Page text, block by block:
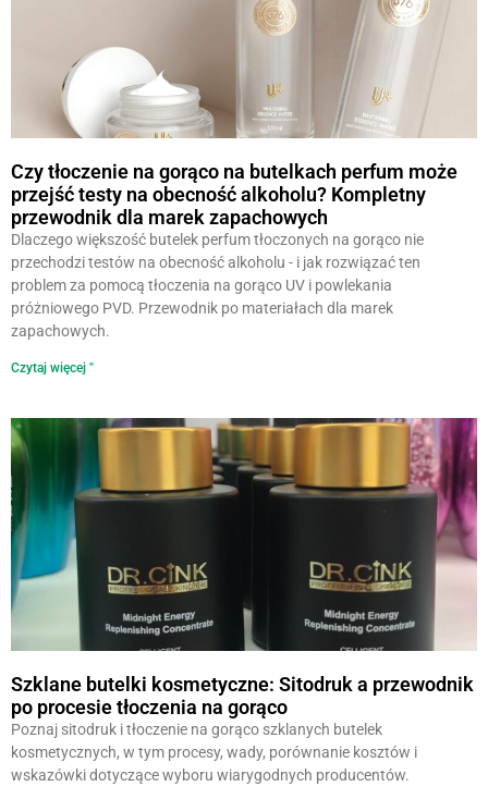
Czy tłoczenie na gorąco na butelkach perfum może
przejść testy na obecność alkoholu? Kompletny
przewodnik dla marek zapachowych
Dlaczego większość butelek perfum tłoczonych na gorąco nie
przechodzi testów na obecność alkoholu - i jak rozwiązać ten
problem za pomocą tłoczenia na gorąco UV i powlekania
próżniowego PVD. Przewodnik po materiałach dla marek
zapachowych.
Czytaj więcej "
Szklane butelki kosmetyczne: Sitodruk a przewodnik
po procesie tłoczenia na gorąco
Poznaj sitodruk i tłoczenie na gorąco szklanych butelek
kosmetycznych, w tym procesy, wady, porównanie kosztów i
wskazówki dotyczące wyboru wiarygodnych producentów.